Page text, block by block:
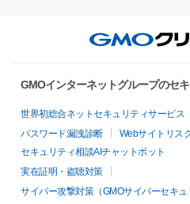
GMOインターネットグループのセ
世界初総合ネットセキュリティサービス
パスワード漏洩診断
Webサイトリス
セキュリティ相談AIチャットボット
実在証明・盗聴対策
サイバー攻撃対策（GMOサイバーセキュ